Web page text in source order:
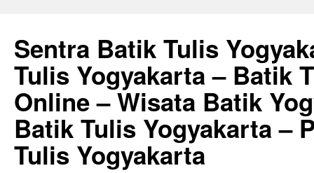
Sentra Batik Tulis
Tulis Yogyakarta – Batik
Online – Wisata Batik
Batik Tulis Yogyakarta –
Tulis Yogyakarta